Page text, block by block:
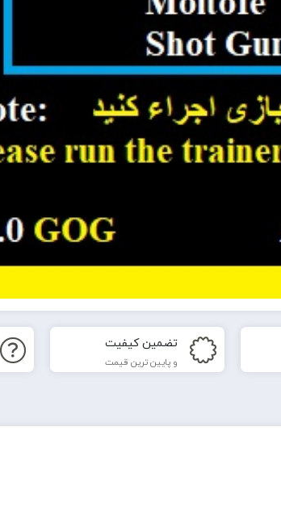
تضمین کیفیت
و پایین ترین قیمت